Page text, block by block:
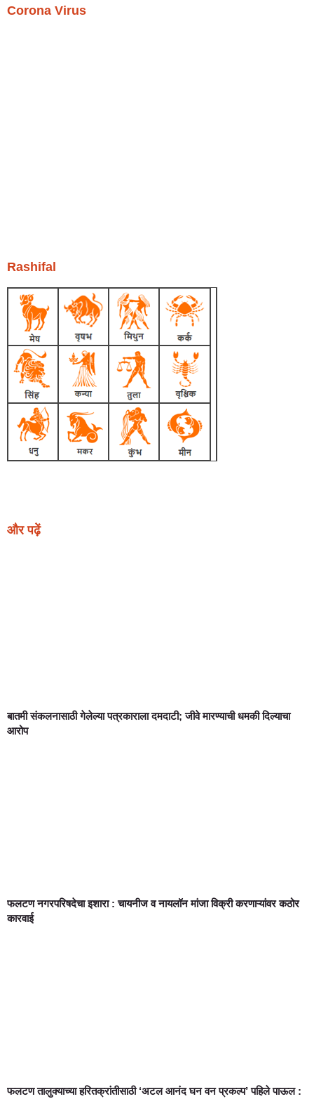
Corona Virus
Rashifal
और पढ़ें
बातमी संकलनासाठी गेलेल्या पत्रकाराला दमदाटी; जीवे मारण्याची धमकी दिल्याचा
आरोप
फलटण नगरपरिषदेचा इशारा : चायनीज व नायलॉन मांजा विक्री करणाऱ्यांवर कठोर
कारवाई
फलटण तालुक्याच्या हरितक्रांतीसाठी ‘अटल आनंद घन वन प्रकल्प’ पहिले पाऊल :